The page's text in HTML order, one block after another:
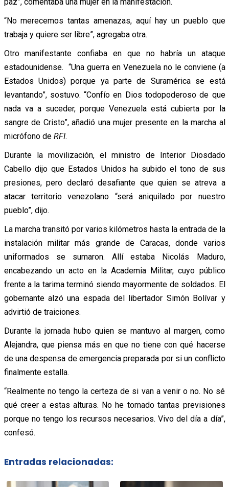
“No merecemos tantas amenazas, aquí hay un pueblo que
trabaja y quiere ser libre”, agregaba otra.
Otro manifestante confiaba en que no habría un ataque
estadounidense. “Una guerra en Venezuela no le conviene (a
Estados Unidos) porque ya parte de Suramérica se está
levantando”, sostuvo. “Confío en Dios todopoderoso de que
nada va a suceder, porque Venezuela está cubierta por la
sangre de Cristo”, añadió una mujer presente en la marcha al
micrófono de RFI.
Durante la movilización, el ministro de Interior Diosdado
Cabello dijo que Estados Unidos ha subido el tono de sus
presiones, pero declaró desafiante que quien se atreva a
atacar territorio venezolano “será aniquilado por nuestro
pueblo”, dijo.
La marcha transitó por varios kilómetros hasta la entrada de la
instalación militar más grande de Caracas, donde varios
uniformados se sumaron. Allí estaba Nicolás Maduro,
encabezando un acto en la Academia Militar, cuyo público
frente a la tarima terminó siendo mayormente de soldados. El
gobernante alzó una espada del libertador Simón Bolívar y
advirtió de traiciones.
Durante la jornada hubo quien se mantuvo al margen, como
Alejandra, que piensa más en que no tiene con qué hacerse
de una despensa de emergencia preparada por si un conflicto
finalmente estalla.
“Realmente no tengo la certeza de si van a venir o no. No sé
qué creer a estas alturas. No he tomado tantas previsiones
porque no tengo los recursos necesarios. Vivo del día a día”,
confesó.
Entradas relacionadas: